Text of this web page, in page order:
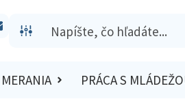
MERANIA PRÁCA S